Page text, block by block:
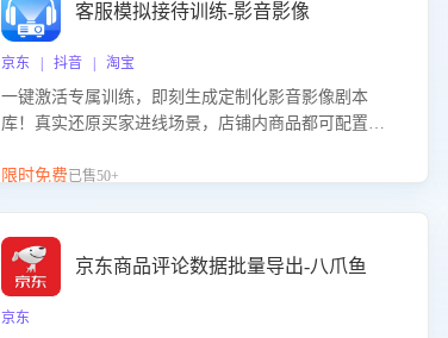
客服模拟接待训练-影音影像
京东 | 抖音 | 淘宝
一键激活专属训练，即刻生成定制化影音影像剧本
库！真实还原买家进线场景，店铺内商品都可配置到
升客服售前转化率。点击 “立即开通”，快速获取影音
限时免费已售50+
京东商品评论数据批量导出-八爪鱼
京东